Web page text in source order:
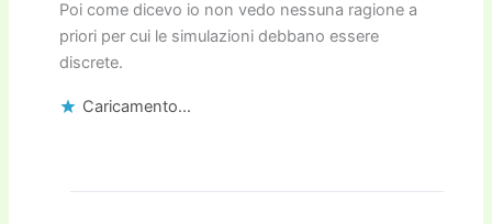
Poi come dicevo io non vedo nessuna ragione a
priori per cui le simulazioni debbano essere
discrete.
Caricamento...